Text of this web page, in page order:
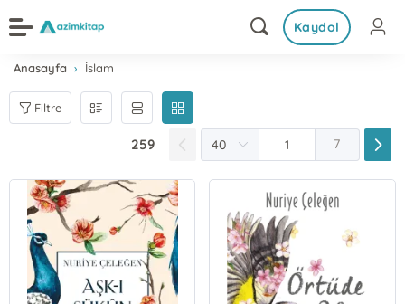
Kaydol
Anasayfa İslam
Filtre
259 7